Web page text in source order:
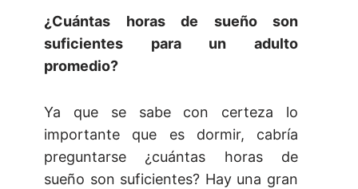
¿Cuántas horas de sueño son
suficientes para un adulto
promedio?
Ya que se sabe con certeza lo
importante que es dormir, cabría
preguntarse ¿cuántas horas de
sueño son suficientes? Hay una gran